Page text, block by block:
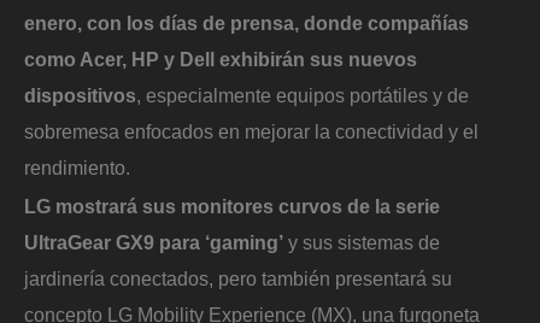
enero, con los días de prensa, donde compañías
como Acer, HP y Dell exhibirán sus nuevos
dispositivos, especialmente equipos portátiles y de
sobremesa enfocados en mejorar la conectividad y el
rendimiento.
LG mostrará sus monitores curvos de la serie
UltraGear GX9 para ‘gaming’ y sus sistemas de
jardinería conectados, pero también presentará su
concepto LG Mobility Experience (MX), una furgoneta